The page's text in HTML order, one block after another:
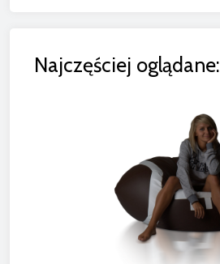
Najczęściej oglądane: